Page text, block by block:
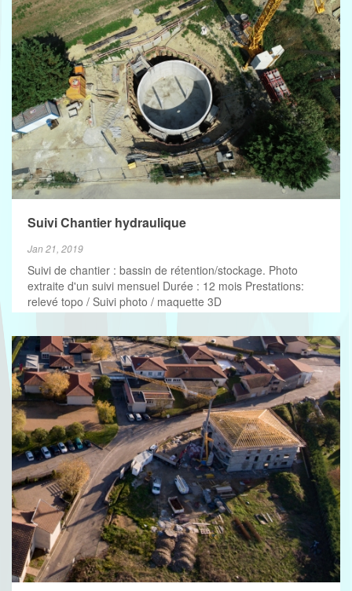
Suivi Chantier hydraulique
Jan 21, 2019
Suivi de chantier : bassin de rétention/stockage. Photo
extraite d'un suivi mensuel Durée : 12 mois Prestations:
relevé topo / Suivi photo / maquette 3D